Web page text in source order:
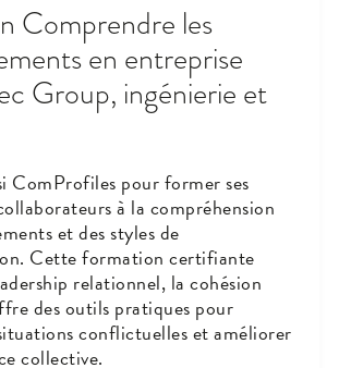
Comprendre les
en entreprise
Group, ingénierie et
ComProfiles pour former ses
à la compréhension
et des styles de
Cette formation certifiante
relationnel, la cohésion
des outils pratiques pour
conflictuelles et améliorer
collective.